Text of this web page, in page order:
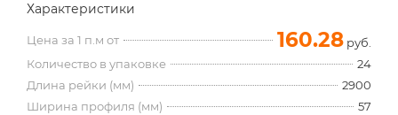
Характеристики
Цена за 1 п.м от 160.28 руб.
Количество в упаковке
24
Длина рейки (мм)
2900
Ширина профиля (мм)
57